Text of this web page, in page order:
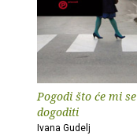
Pogodi što će mi se
dogoditi
Ivana Gudelj